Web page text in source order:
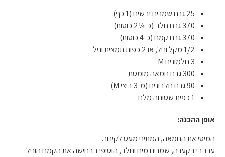
25 גרם שמרים יבשים (1 כף)
370 גרם חלב (כ-¼2 כוסות)
370 גרם קמח (כ-4 כוסות)
1/2 מקל וניל, או 2 כפות תמצית וניל
3 חלמונים M
300 גרם חמאה מומסת
90 גרם חלבונים (מ-3 ביצי M)
1 כפית שטוחה מלח
אופן ההכנה:
המיסי את החמאה, המתיני מעט לקירור.
ערבבי בקערה, שמרים מים וחלב, הוסיפי בבחישה את הקמח הוניל